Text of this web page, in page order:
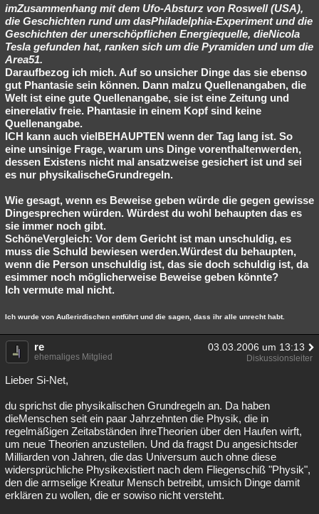
imZusammenhang mit dem Ufo-Absturz von Roswell (USA),
die Geschichten rund um dasPhiladelphia-Experiment und die
Geschichten der unerschöpflichen Energiequelle, dieNicola
Tesla gefunden hat, ranken sich um die Pyramiden und um die
Area51.
Daraufbezog ich mich. Auf so unsicher Dinge das sie ebenso
gut Phantasie sein können. Dann malzu Quellenangaben, die
Welt ist eine gute Quellenangabe, sie ist eine Zeitung und
einerelativ freie. Phantasie in einem Kopf sind keine
Quellenangabe.
ICH kann auch vielBEHAUPTEN wenn der Tag lang ist. So
eine unsinige Frage, warum uns Dinge vorenthaltenwerden,
dessen Existens nicht mal ansatzweise gesichert ist und sei
es nur physikalischeGrundregeln.
Wie gesagt, wenn es Beweise geben würde die gegen gewisse
Dingesprechen würden. Würdest du wohl behaupten das es
sie immer noch gibt.
SchöneVergleich: Vor dem Gericht ist man unschuldig, es
muss die Schuld bewiesen werden.Würdest du behaupten,
wenn die Person unschuldig ist, das sie doch schuldig ist, da
esimmer noch möglicherweise Beweise geben könnte?
Ich vermute mal nicht.
Ich wurde von Außerirdischen entführt und die sagen, dass ihr alle unrecht habt.
re 03.03.2006 um 13:13
ehemaliges Mitglied Diskussionsleiter
Lieber Si-Net,
du sprichst die physikalischen Grundregeln an. Da haben
dieMenschen seit ein paar Jahrzehnten die Physik, die in
regelmäßigen Zeitabständen ihreTheorien über den Haufen wirft,
um neue Theorien anzustellen. Und da fragst Du angesichtsder
Milliarden von Jahren, die das Universum auch ohne diese
widersprüchliche Physikexistiert nach dem Fliegenschiß "Physik",
den die armselige Kreatur Mensch betreibt, umsich Dinge damit
erklären zu wollen, die er sowiso nicht versteht.